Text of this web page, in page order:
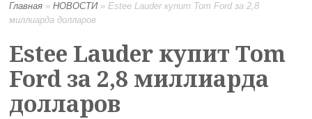
Главная »НОВОСТИ»Estee Lauder купит Tom Ford за 2,8
миллиарда долларов
Estee Lauder купит Tom
Ford за 2,8 миллиарда
долларов